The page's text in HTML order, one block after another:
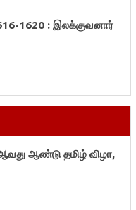
1620 : இலக்குவனார்
ஆண்டு தமிழ் விழா,